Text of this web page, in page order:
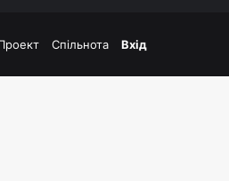
Спільнота Вхід